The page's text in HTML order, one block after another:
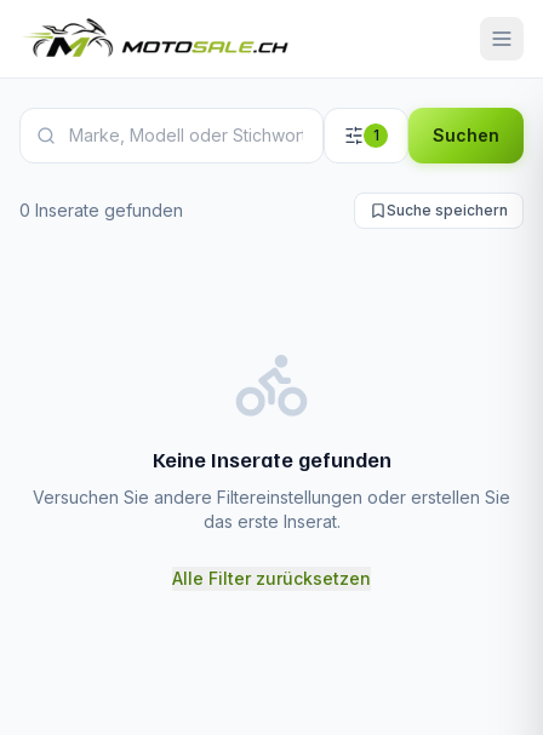
Aprilia Motorrad Inserate
1 Suchen
0 Inserate gefunden Suche speichern
Keine Inserate gefunden
Versuchen Sie andere Filtereinstellungen oder erstellen Sie
das erste Inserat.
Alle Filter zurücksetzen